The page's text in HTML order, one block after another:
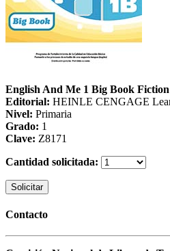
English And Me 1 Big Book Fiction
Editorial: HEINLE CENGAGE
Nivel: Primaria
Grado: 1
Clave: Z8171
Cantidad solicitada:
Solicitar
Contacto